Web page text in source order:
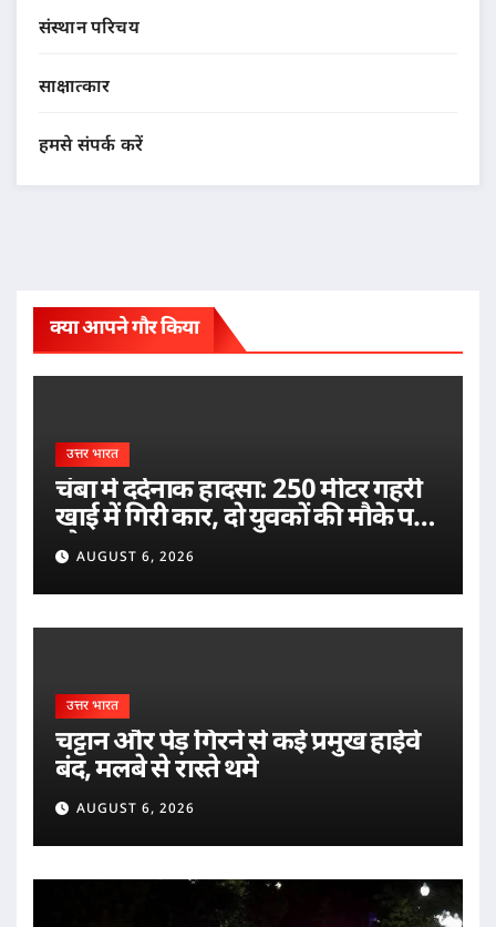
संस्थान परिचय
साक्षात्कार
हमसे संपर्क करें
क्या आपने गौर किया
उत्तर भारत
चंबा में दर्दनाक हादसा: 250 मीटर गहरी
खाई में गिरी कार, दो युवकों की मौके पर
मौतAUGUST 6, 2026
उत्तर भारत
चट्टान और पेड़ गिरने से कई प्रमुख हाईवे
बंद, मलबे से रास्ते थमे
AUGUST 6, 2026